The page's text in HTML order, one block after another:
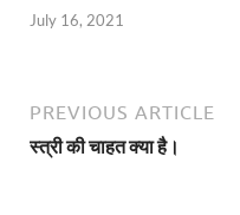
July 16, 2021
PREVIOUS ARTICLE
स्त्री की चाहत क्या है।